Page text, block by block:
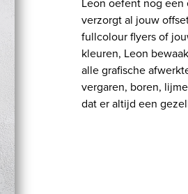
verzorgt al jouw
fullcolour flyers of
kleuren, Leon
alle grafische
vergaren, boren,
dat er altijd een